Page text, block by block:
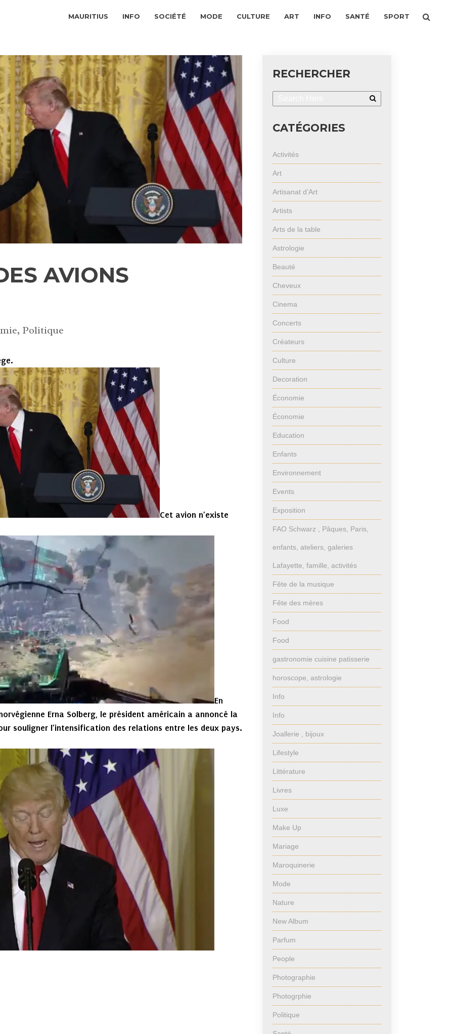
MAURITIUS INFO SOCIÉTÉ MODE CULTURE ART INFO SANTÉ SPORT
AVIONS
, Politique
Cet avion n’existe
En
Erna Solberg, le président américain a annoncé la
souligner l’intensification des relations entre les deux pays.
RECHERCHER
CATÉGORIES
Activités
Art
Artisanat d’Art
Artists
Arts de la table
Astrologie
Beauté
Cheveux
Cinema
Concerts
Créateurs
Culture
Decoration
Économie
Économie
Education
Enfants
Environnement
Events
Exposition
FAO Schwarz , Pâques, Paris,
enfants, ateliers, galeries
Lafayette, famille, activités
Fête de la musique
Fête des mères
Food
Food
gastronomie cuisine patisserie
horoscope, astrologie
Info
Info
Joallerie , bijoux
Lifestyle
Littérature
Livres
Luxe
Make Up
Mariage
Maroquinerie
Mode
Nature
New Album
Parfum
People
Photographie
Photogrphie
Politique